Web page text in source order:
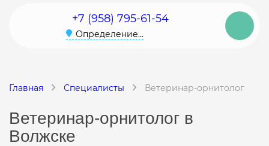
+7 (958) 795-61-54
Определение...
Главная Специалисты Ветеринар-орнитолог
Ветеринар-орнитолог в
Волжске